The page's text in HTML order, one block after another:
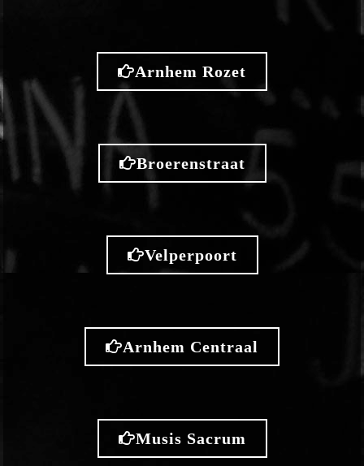
Arnhem Rozet
Broerenstraat
Velperpoort
Arnhem Centraal
Musis Sacrum